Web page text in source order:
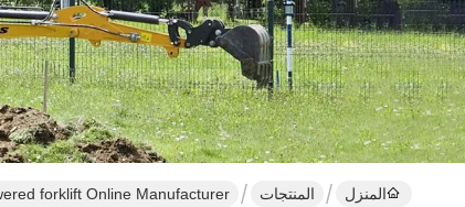
المنزل المنتجات forklift Online Manufacturer